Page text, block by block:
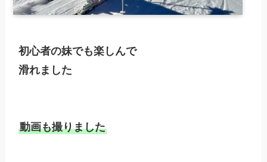
初心者の妹でも楽しんで
滑れました
動画も撮りました